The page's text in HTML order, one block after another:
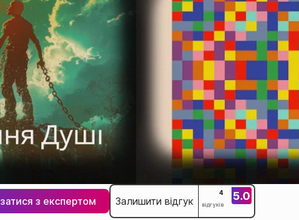
з експертом Залишити відгук
4
відгуків
5.0